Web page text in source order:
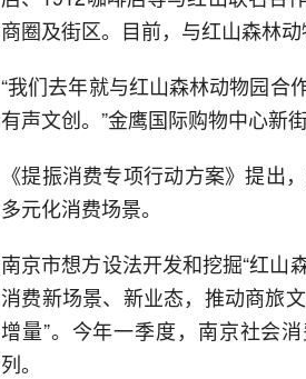
商圈及街区。目前，与红山森林动
“我们去年就与红山森林动物园合
有声文创。”金鹰国际购物中心新
《提振消费专项行动方案》提出
多元化消费场景。
南京市想方设法开发和挖掘“红山
消费新场景、新业态，推动商旅
增量”。今年一季度，南京社会
列。